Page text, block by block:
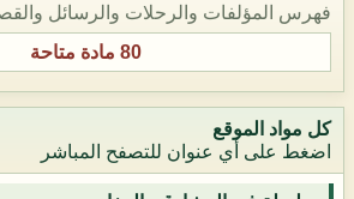
فهرس المؤلفات والرحلات والرسائل
80 مادة متاحة
كل مواد الموقع
اضغط على أي عنوان للتصفح المباشر